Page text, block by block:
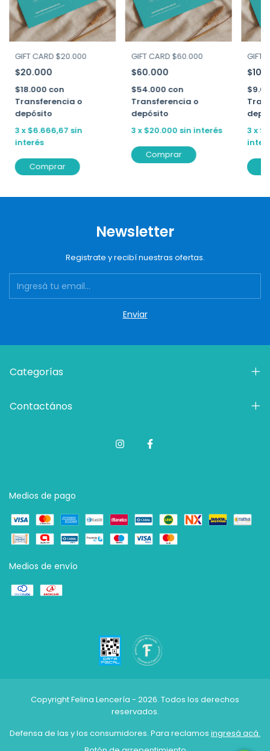
GIFT CARD $20.000
$20.000
$18.000 con
Transferencia o
depósito
3 x$6.666,67 sin
interés
GIFT CARD $60.000
$60.000
$54.000 con
Transferencia o
depósito
3x$20.000 sin interés
GIFT
3 x
Newsletter
Registrate y recibí nuestras ofertas.
Categorías
Contactános
Medios de pago
Medios de envío
Copyright Felina Lencería - 2026. Todos los derechos
reservados.
Defensa de las y los consumidores. Para reclamos ingresá acá.